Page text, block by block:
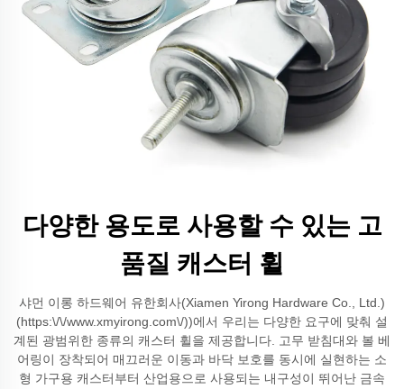
다양한 용도로 사용할 수 있는 고
품질 캐스터 휠
샤먼 이롱 하드웨어 유한회사(Xiamen Yirong Hardware Co., Ltd.)
(https:\/\/www.xmyirong.com\/))에서 우리는 다양한 요구에 맞춰 설
계된 광범위한 종류의 캐스터 휠을 제공합니다. 고무 받침대와 볼 베
어링이 장착되어 매끄러운 이동과 바닥 보호를 동시에 실현하는 소
형 가구용 캐스터부터 산업용으로 사용되는 내구성이 뛰어난 금속